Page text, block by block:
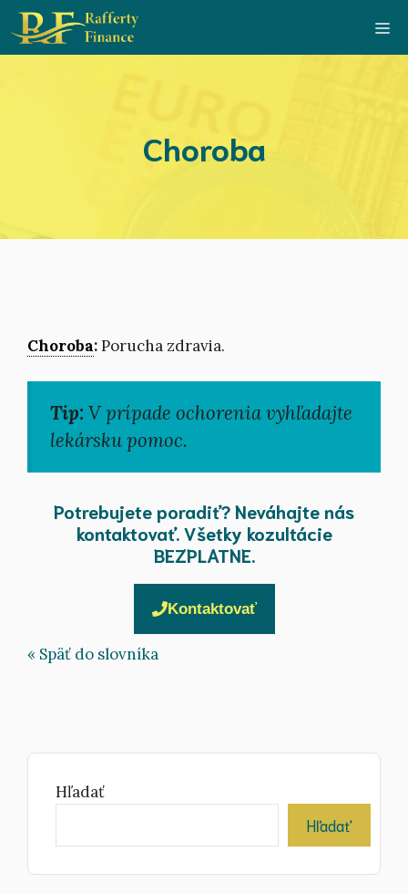
Preskočiť
na
obsah
Choroba
Choroba:Porucha zdravia.
Tip: V prípade ochorenia vyhľadajte
lekársku pomoc.
Potrebujete poradiť? Neváhajte nás
kontaktovať. Všetky kozultácie
BEZPLATNE.
Kontaktovať
« Späť do slovníka
Hľadať
Hľadať